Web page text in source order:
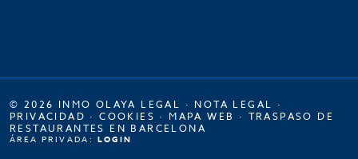
© 2026 INMO OLAYA LEGAL · NOTA LEGAL ·
PRIVACIDAD ·COOKIES · MAPA WEB · TRASPASO DE
RESTAURANTES EN BARCELONA
ÁREA PRIVADA: LOGIN